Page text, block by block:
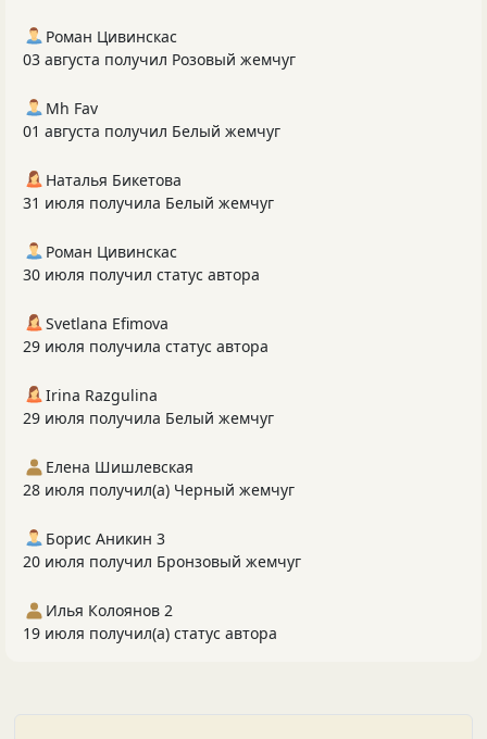
Роман Цивинскас
03 августа получил Розовый жемчуг
Mh Fav
01 августа получил Белый жемчуг
Наталья Бикетова
31 июля получила Белый жемчуг
Роман Цивинскас
30 июля получил статус автора
Svetlana Efimova
29 июля получила статус автора
Irina Razgulina
29 июля получила Белый жемчуг
Елена Шишлевская
28 июля получил(а) Черный жемчуг
Борис Аникин 3
20 июля получил Бронзовый жемчуг
Илья Колоянов 2
19 июля получил(а) статус автора